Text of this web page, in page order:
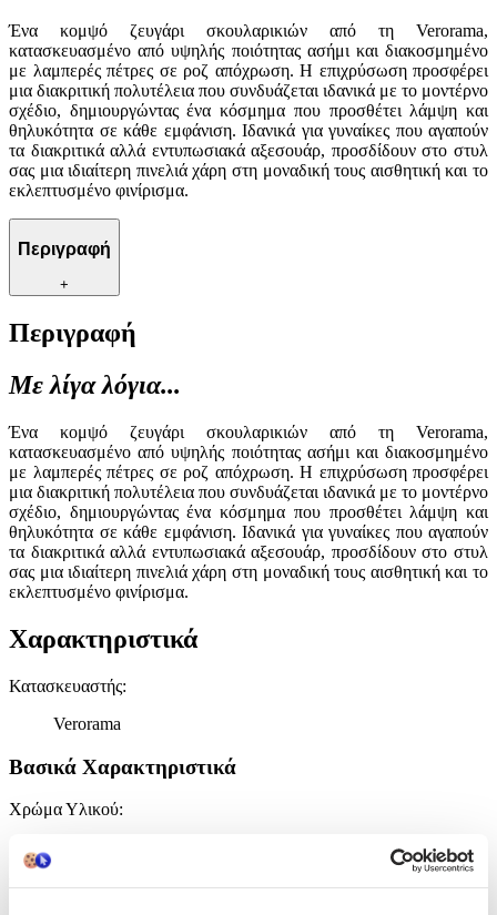
Ένα κομψό ζευγάρι σκουλαρικιών από τη Verorama,
κατασκευασμένο από υψηλής ποιότητας ασήμι και διακοσμημένο
με λαμπερές πέτρες σε ροζ απόχρωση. Η επιχρύσωση προσφέρει
μια διακριτική πολυτέλεια που συνδυάζεται ιδανικά με το μοντέρνο
σχέδιο, δημιουργώντας ένα κόσμημα που προσθέτει λάμψη και
θηλυκότητα σε κάθε εμφάνιση. Ιδανικά για γυναίκες που αγαπούν
τα διακριτικά αλλά εντυπωσιακά αξεσουάρ, προσδίδουν στο στυλ
σας μια ιδιαίτερη πινελιά χάρη στη μοναδική τους αισθητική και το
εκλεπτυσμένο φινίρισμα.
Περιγραφή
+
Περιγραφή
Με λίγα λόγια...
Ένα κομψό ζευγάρι σκουλαρικιών από τη Verorama,
κατασκευασμένο από υψηλής ποιότητας ασήμι και διακοσμημένο
με λαμπερές πέτρες σε ροζ απόχρωση. Η επιχρύσωση προσφέρει
μια διακριτική πολυτέλεια που συνδυάζεται ιδανικά με το μοντέρνο
σχέδιο, δημιουργώντας ένα κόσμημα που προσθέτει λάμψη και
θηλυκότητα σε κάθε εμφάνιση. Ιδανικά για γυναίκες που αγαπούν
τα διακριτικά αλλά εντυπωσιακά αξεσουάρ, προσδίδουν στο στυλ
σας μια ιδιαίτερη πινελιά χάρη στη μοναδική τους αισθητική και το
εκλεπτυσμένο φινίρισμα.
Χαρακτηριστικά
Κατασκευαστής:
Verorama
Βασικά Χαρακτηριστικά
Χρώμα Υλικού:
Υλικό: